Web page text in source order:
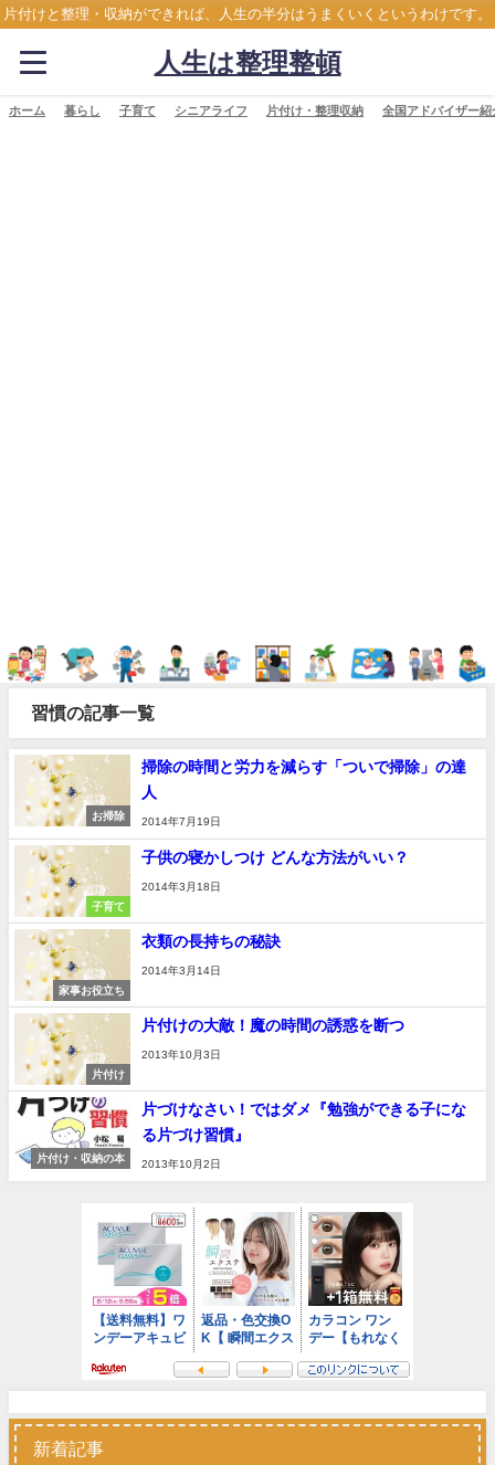
片付けと整理・収納ができれば、人生の半分はうまくいくというわけです。
人生は整理整頓
ホーム 暮らし 子育て シニアライフ 片付け・整理収納 全国アドバイザー紹
習慣の記事一覧
お掃除
掃除の時間と労力を減らす「ついで掃除」の達
人
2014年7月19日
子育て
子供の寝かしつけ どんな方法がいい？
2014年3月18日
家事お役立ち
衣類の長持ちの秘訣
2014年3月14日
片付け
片付けの大敵！魔の時間の誘惑を断つ
2013年10月3日
片付け・収納の本
片づけなさい！ではダメ『勉強ができる子にな
る片づけ習慣』
2013年10月2日
新着記事